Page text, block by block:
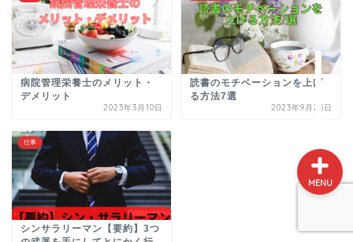
病院管理栄養士のメリット・
デメリット
2023年3月10日
読書のモチベーションを上げ
る方法7選
2023年9月25日
仕事
シンサラリーマン【要約】3つ
MENU
食事
仕事